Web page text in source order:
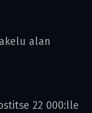
alan
22 000:lle